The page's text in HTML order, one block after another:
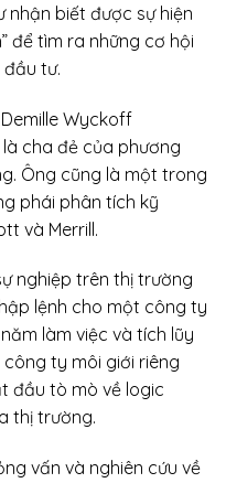
biết được sự hiện
để tìm ra những cơ hội
tư.
Wyckoff
là cha đẻ của phương
Ông cũng là một trong
phái phân tích kỹ
và Merrill.
nghiệp trên thị trường
lệnh cho một công ty
làm việc và tích lũy
ty môi giới riêng
đầu tò mò về logic
thị trường.
vấn và nghiên cứu về